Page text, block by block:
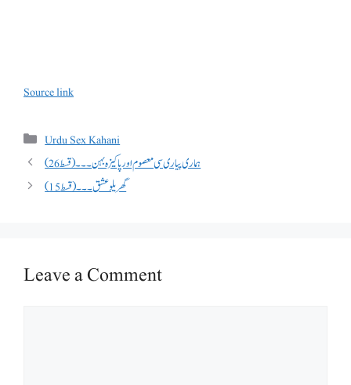
Post
navigation
Source link
Categories
Urdu Sex Kahani
ہماری پیاری سی معصوم اور پاکیزہ بہن۔۔۔(قسط26)
گھریلو عشق۔۔۔(قسط 15)
Leave a Comment